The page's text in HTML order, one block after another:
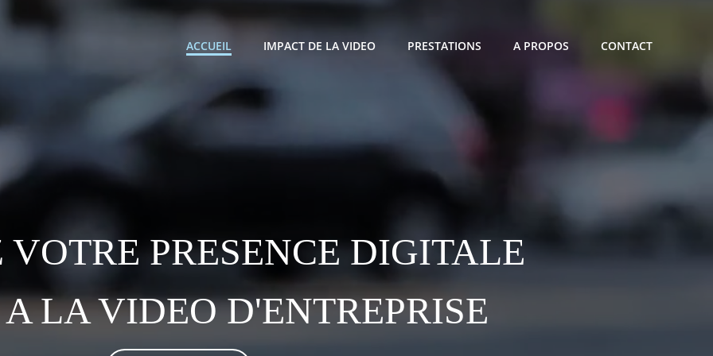
ACCUEIL IMPACT DE LA VIDEO PRESTATIONS A PROPOS CONTACT
VOTRE PRESENCE DIGITALE
LA VIDEO D'ENTREPRISE